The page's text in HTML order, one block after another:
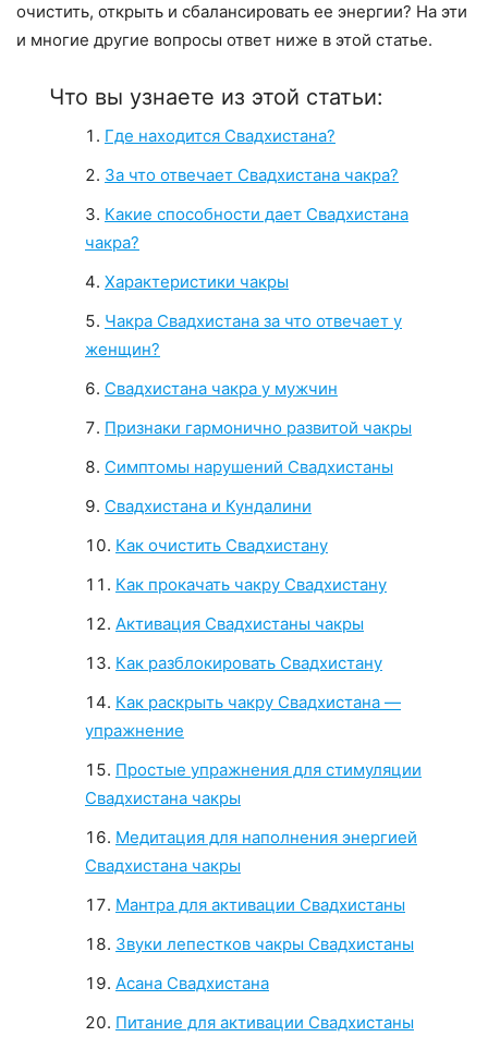
очистить, открыть и сбалансировать ее энергии? На эти
и многие другие вопросы ответ ниже в этой статье.
Что вы узнаете из этой статьи:
Где находится Свадхистана?
За что отвечает Свадхистана чакра?
Какие способности дает Свадхистана
чакра?
Характеристики чакры
Чакра Свадхистана за что отвечает у
женщин?
Свадхистана чакра у мужчин
Признаки гармонично развитой чакры
Симптомы нарушений Свадхистаны
Свадхистана и Кундалини
Как очистить Свадхистану
Как прокачать чакру Свадхистану
Активация Свадхистаны чакры
Как разблокировать Свадхистану
Как раскрыть чакру Свадхистана —
упражнение
Простые упражнения для стимуляции
Свадхистана чакры
Медитация для наполнения энергией
Свадхистана чакры
Мантра для активации Свадхистаны
Звуки лепестков чакры Свадхистаны
Асана Свадхистана
Питание для активации Свадхистаны